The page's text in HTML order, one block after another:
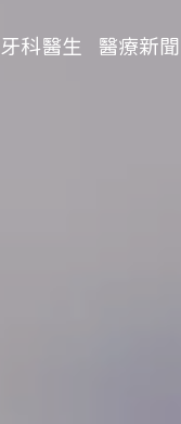
牙科醫生 醫療新聞